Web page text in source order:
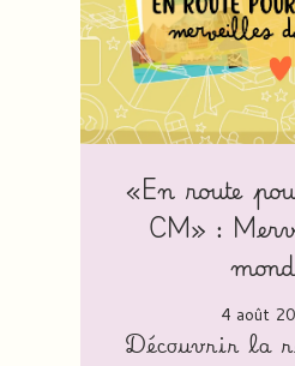
«En route
CM» :
4 août
Découvrir la